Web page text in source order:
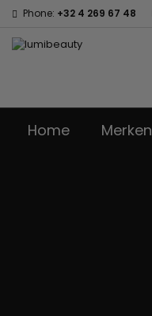
Phone: +32 4 269 67 48
Home Merken